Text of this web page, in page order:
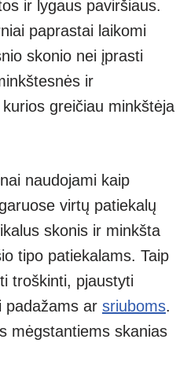
ir lygaus paviršiaus.
paprastai laikomi
skonio nei įprasti
ir
greičiau minkštėja
naudojami kaip
virtų patiekalų
skonis ir minkšta
tipo patiekalams. Taip
troškinti, pjaustyti
padažams ar sriuboms.
mėgstantiems skanias